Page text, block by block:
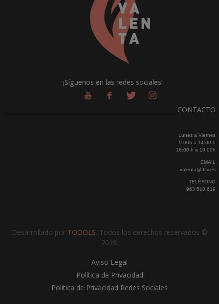
¡Síguenos en las redes sociales!
CONTACTO
Lunes a Viernes
9.00h a 14:00 h
16:00 h a 19:00h
EMAIL
valenta@ffcv.es
TELÉFONO
963 510 619
Desarrollado por TOOOLS. Todos los derechos reservados ©
2019.
Aviso Legal
Política de Privacidad
Política de Privacidad Redes Sociales